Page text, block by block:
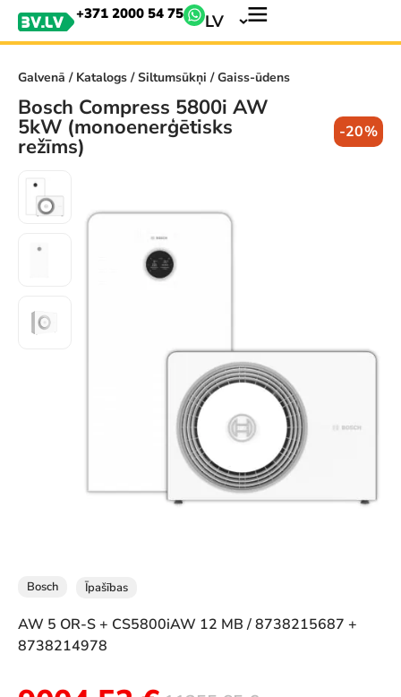
+371 2000 54 75 LV
Galvenā / Katalogs/Siltumsūkņi / Gaiss-ūdens
Bosch Compress 5800i AW
5kW (monoenerģētisks
režīms)
-20%
Bosch Īpašības
AW 5 OR-S + CS5800iAW 12 MB / 8738215687 +
8738214978